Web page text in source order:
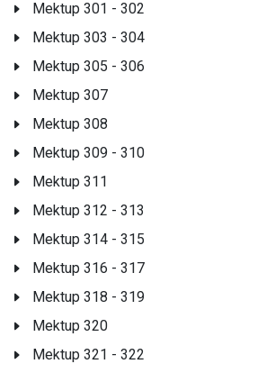
Mektup 301 - 302
Mektup 303 - 304
Mektup 305 - 306
Mektup 307
Mektup 308
Mektup 309 - 310
Mektup 311
Mektup 312 - 313
Mektup 314 - 315
Mektup 316 - 317
Mektup 318 - 319
Mektup 320
Mektup 321 - 322